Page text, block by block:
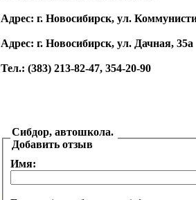
Адрес: г. Новосибирск, ул.
Адрес: г. Новосибирск, ул. Дачная, 35а
Тел.: (383) 213-82-47, 354-20-90
Сибдор, автошкола.
Добавить отзыв
Имя: